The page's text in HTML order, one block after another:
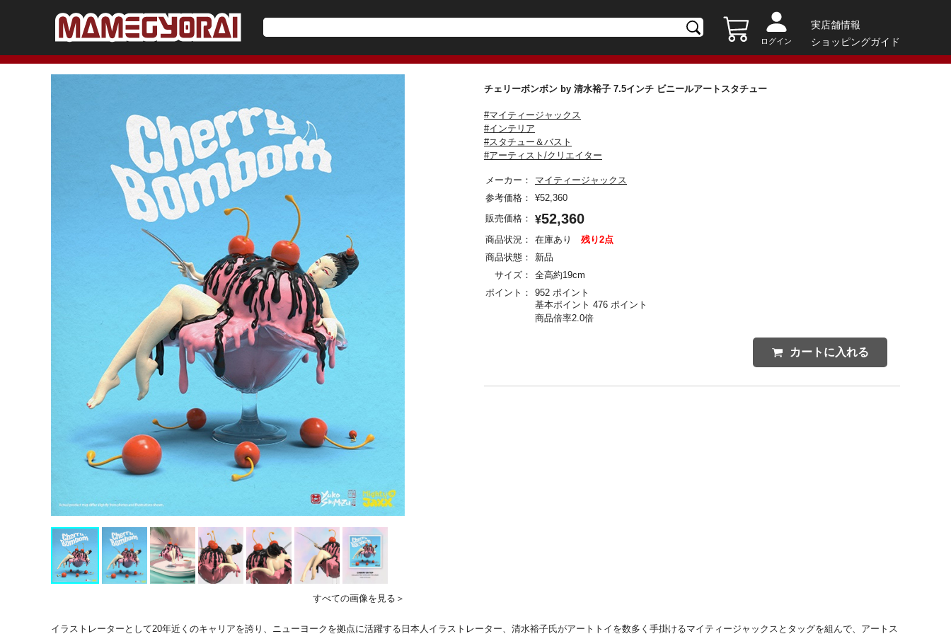
ログイン
実店舗情報
ショッピングガイド
すべての画像を見る＞
チェリーボンボン by 清水裕子 7.5インチ ビニールアートスタチュー
#マイティージャックス
#インテリア
#スタチュー＆バスト
#アーティスト/クリエイター
メーカー：
マイティージャックス
参考価格：
¥52,360
販売価格：
¥52,360
商品状況： 在庫あり
残り2点
商品状態：
新品
サイズ：
全高約19cm
ポイント：
952 ポイント
基本ポイント 476 ポイント
商品倍率2.0倍
カートに入れる
イラストレーターとして20年近くのキャリアを誇り、ニューヨークを拠点に活躍する日本人イラストレーター、清水裕子氏がアートトイを数多く手掛けるマイティージャックスとタッグを組んで、アートス